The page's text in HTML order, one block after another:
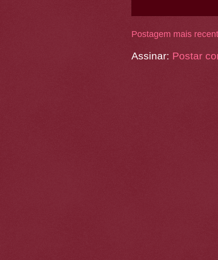
Postagem mais
Assinar: Postar